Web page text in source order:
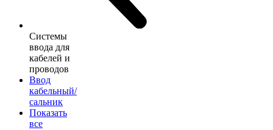
Системы
ввода для
кабелей и
проводов
Ввод
кабельный/
сальник
Показать
все